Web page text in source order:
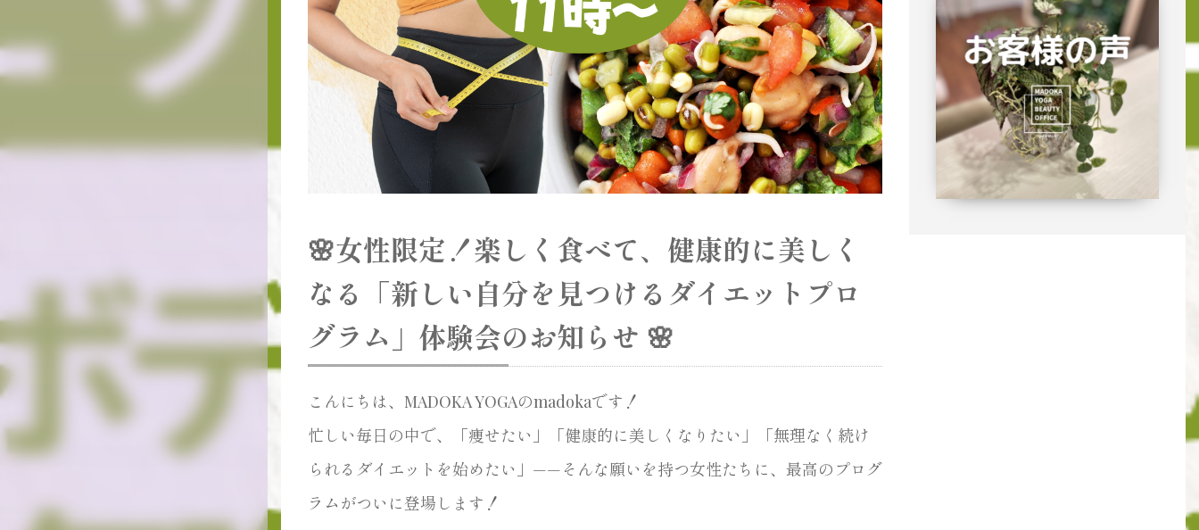
🌸女性限定！楽しく食べて、健康的に美しく
なる「新しい自分を見つけるダイエッ​​トプロ
グラム」体験会のお知らせ 🌸
こんにちは、MADOKA YOGAのmadokaです！
忙しい毎日の中で、「痩せたい」「健康的に美しくなりたい」「無理なく続け
られるダイエッ​​トを始めたい」——そんな願いを持つ女性たちに、最高のプログ
ラムがついに登場します！